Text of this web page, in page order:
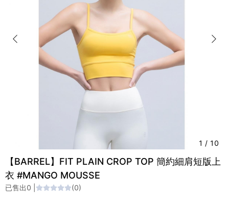
1 / 10
【BARREL】FIT PLAIN CROP TOP 簡約細肩短版上
衣 #MANGO MOUSSE
已售出0 (0)